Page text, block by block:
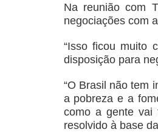
Na reunião com
negociações com
“Isso ficou muito
disposição para
“O Brasil não tem
a pobreza e a
como a gente vai
resolvido à base